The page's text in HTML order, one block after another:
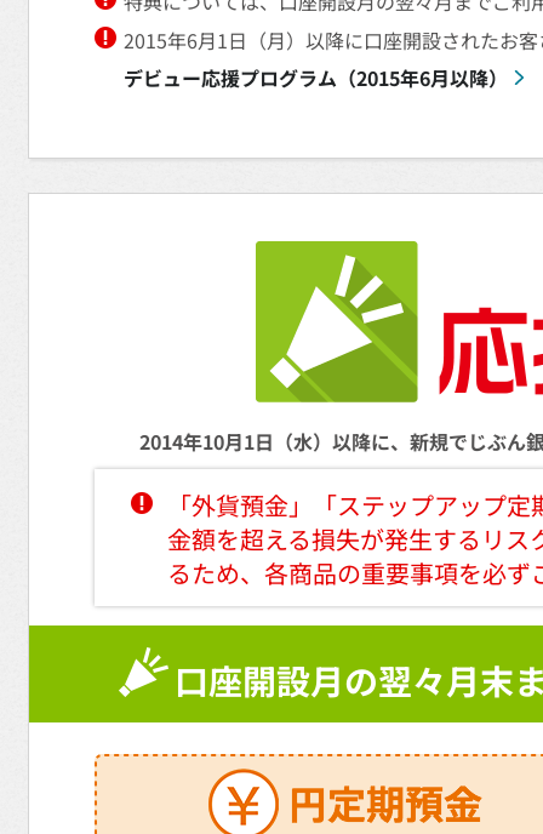
2015年6月1日（月）以降に口座開設されたお
デビュー応援プログラム（2015年6月以降）
2014年10月1日（水）以降に、新規でじぶん
「外貨預金」「ステップアップ
金額を超える損失が発生するリ
るため、各商品の重要事項を必ず
口座開設月の翌々月末